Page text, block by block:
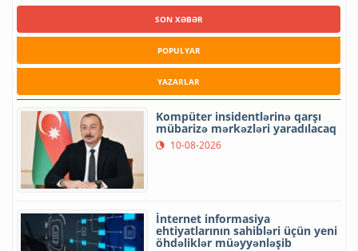
SON XƏBƏR
POPULYAR
YAZARLAR
Kompüter insidentlərinə qarşı
mübarizə mərkəzləri yaradılacaq
10-08-2026
İnternet informasiya
ehtiyatlarının sahibləri üçün yeni
öhdəliklər müəyyənləşib